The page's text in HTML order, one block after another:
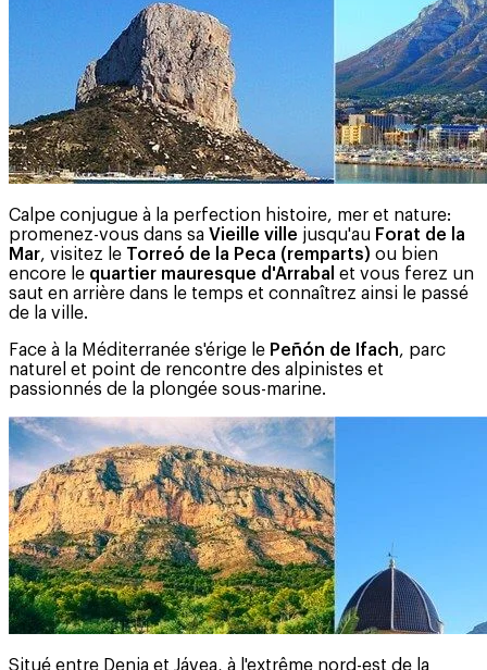
Calpe conjugue à la perfection histoire, mer et nature:
promenez-vous dans sa Vieille ville jusqu'au Forat de la
Mar, visitez le Torreó de la Peca (remparts) ou bien
encore le quartier mauresque d'Arrabal et vous ferez un
saut en arrière dans le temps et connaîtrez ainsi le passé
de la ville.
Face à la Méditerranée s'érige le Peñón de Ifach, parc
naturel et point de rencontre des alpinistes et
passionnés de la plongée sous-marine.
Situé entre Denia et Jávea, à l'extrême nord-est de la